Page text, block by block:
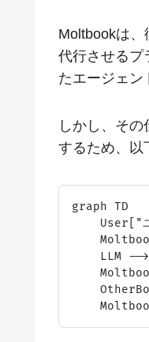
Moltbookは
代行させるプ
たエージェン
しかし、そ
するため、以
graph TD
User["
LLM --